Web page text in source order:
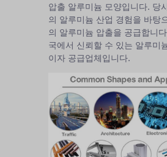
압출 알루미늄 모양입니다. 당
의 알루미늄 산업 경험을 바탕
의 알루미늄 압출을 공급합니
국에서 신뢰할 수 있는 알루미
이자 공급업체입니다.